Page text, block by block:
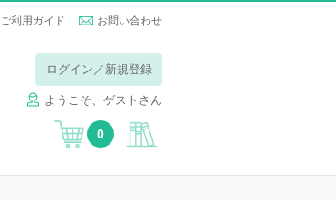
ご利用ガイド お問い合わせ
ログイン／新規登録
ようこそ、ゲストさん
0